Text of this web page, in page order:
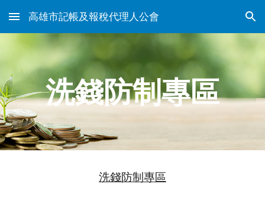
Skip to main content Skip to navigation
高雄市記帳及報稅代理人公會
洗錢防制專區
洗錢防制專區